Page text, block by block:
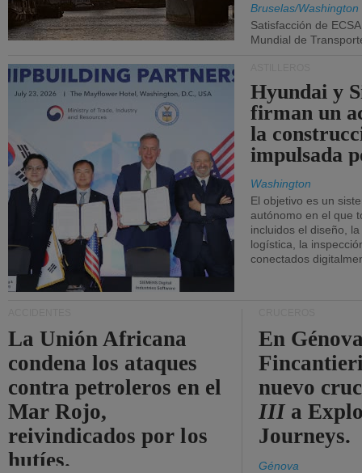
Bruselas/Washington
Satisfacción de
Mundial de
Hyundai y
firman un
la
impulsada
Washington
El objetivo es un
autónomo en el que
incluidos el diseño,
logística, la
conectados
La Unión Africana
condena los ataques
contra petroleros en el
Mar Rojo,
reivindicados por los
hutíes.
En
nuevo
III a
Journeys.
Génova